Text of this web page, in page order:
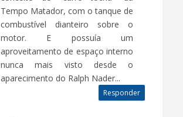
Tempo Matador, com o tanque de
combustível dianteiro sobre o
motor. E possuía um
aproveitamento de espaço interno
nunca mais visto desde o
aparecimento do Ralph Nader...
Responder